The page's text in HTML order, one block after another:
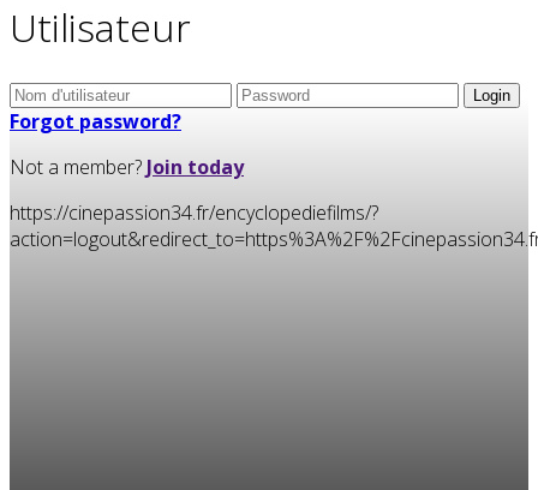
Utilisateur
Forgot password?
Not a member? Join today
https://cinepassion34.fr/encyclopediefilms/?